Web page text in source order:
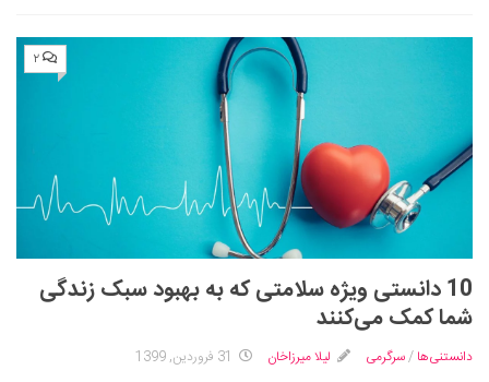
۲
10 دانستی ویژه سلامتی که به بهبود سبک زندگی
شما کمک می‌کنند
دانستنی‌ها /سرگرمی لیلا میرزاخان 31 فروردین, 1399